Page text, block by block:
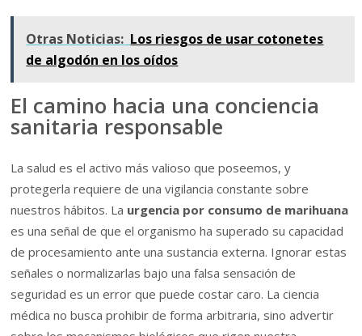
Otras Noticias: Los riesgos de usar cotonetes
de algodón en los oídos
El camino hacia una conciencia
sanitaria responsable
La salud es el activo más valioso que poseemos, y
protegerla requiere de una vigilancia constante sobre
nuestros hábitos. La urgencia por consumo de marihuana
es una señal de que el organismo ha superado su capacidad
de procesamiento ante una sustancia externa. Ignorar estas
señales o normalizarlas bajo una falsa sensación de
seguridad es un error que puede costar caro. La ciencia
médica no busca prohibir de forma arbitraria, sino advertir